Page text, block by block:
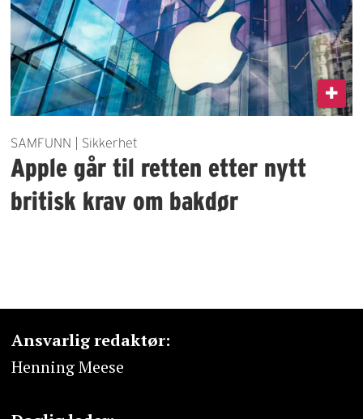
SAMFUNN | Sikkerhet
Apple går til retten etter nytt
britisk krav om bakdør
Ansvarlig redaktør:
Henning Meese